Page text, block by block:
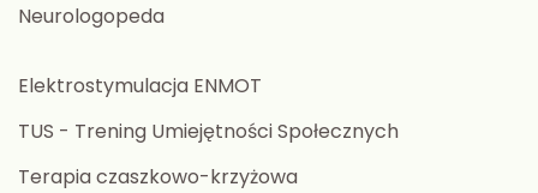
Neurologopeda
Elektrostymulacja ENMOT
TUS - Trening Umiejętności Społecznych
Terapia czaszkowo-krzyżowa